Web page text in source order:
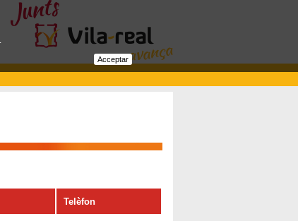
Telèfon
Acceptar